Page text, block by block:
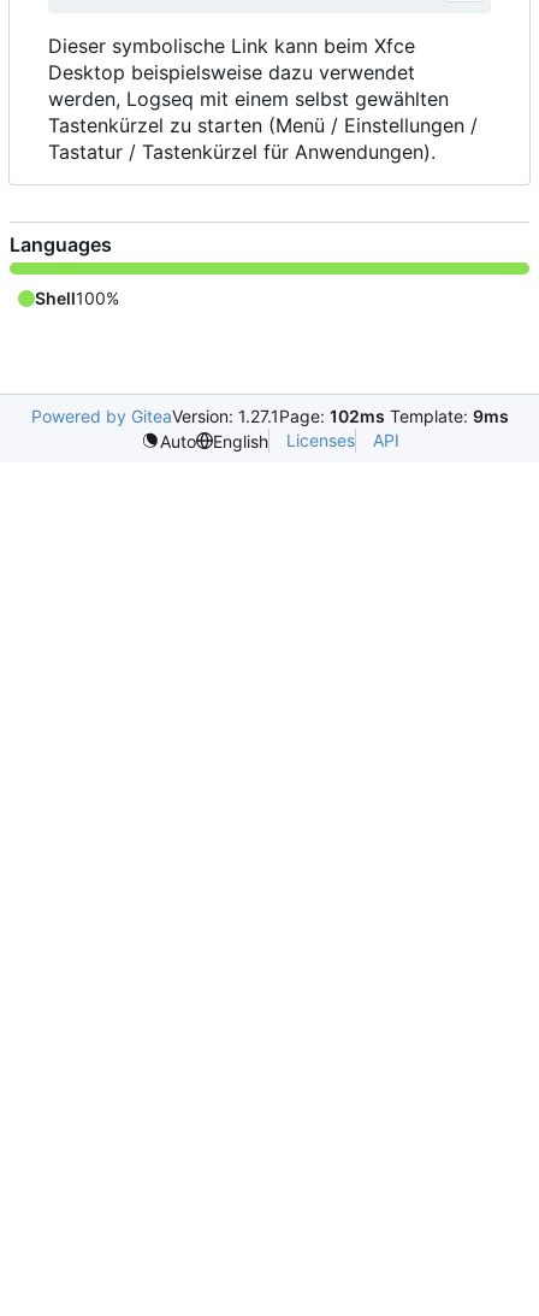
Dieser symbolische Link kann beim Xfce
Desktop beispielsweise dazu verwendet
werden, Logseq mit einem selbst gewählten
Tastenkürzel zu starten (Menü / Einstellungen /
Tastatur / Tastenkürzel für Anwendungen).
Languages
Shell100%
Powered by GiteaVersion: 1.27.1Page: 102ms Template: 9ms
Auto
English Licenses API